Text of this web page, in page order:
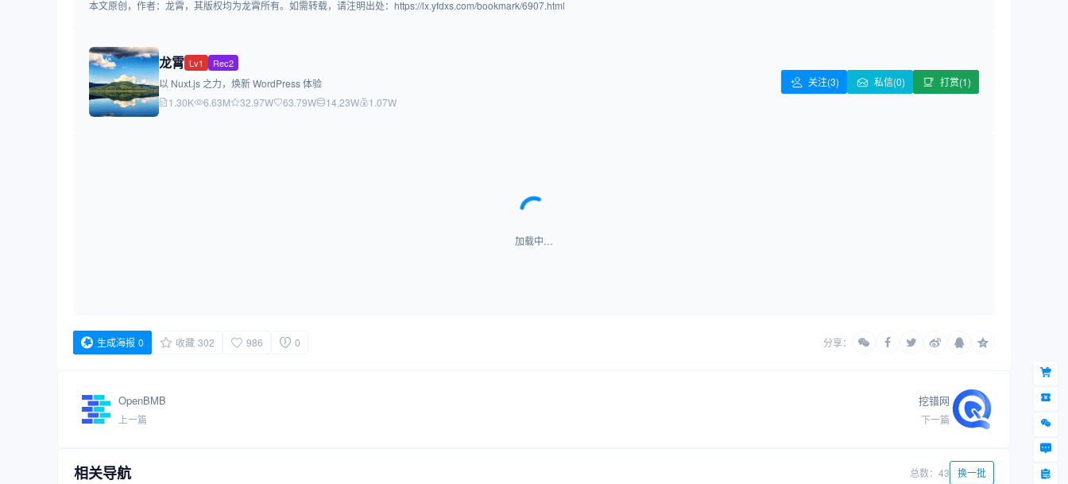
本文原创，作者：龙霄，其版权均为龙霄所有。如需转载，请注明出处：https://lx.yfdxs.com/bookmark/6907.html
龙霄 Lv1 Rec2
以 Nuxt.js 之力，焕新 WordPress 体验
1.30K
6.63M 32.97W 63.79W 14.23W 1.07W
关注(3) 私信(0) 打赏(1)
加载中…
生成海报 0 收藏 302 986 0 分享：
OpenBMB
上一篇
挖错网
下一篇
相关导航 总数：43 换一批